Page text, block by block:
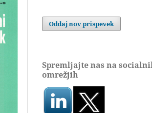
Oddaj nov prispevek
Spremljajte nas na
omrežjih